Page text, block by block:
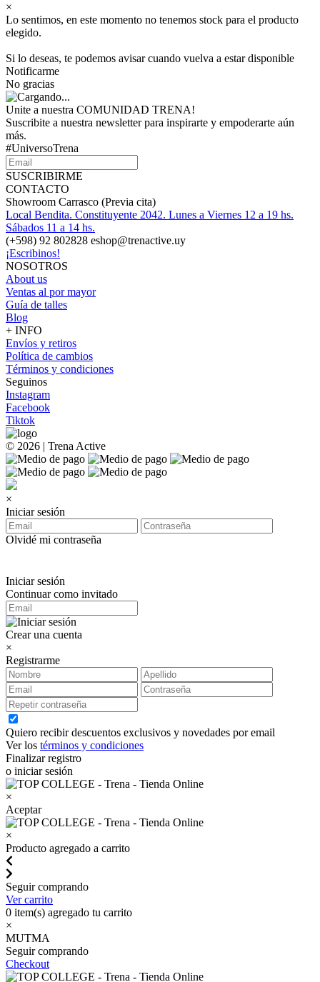
×
Lo sentimos, en este momento no tenemos stock para el producto
elegido.
Si lo deseas, te podemos avisar cuando vuelva a estar disponible
Notificarme
No gracias
Unite a nuestra COMUNIDAD TRENA!
Suscribite a nuestra newsletter para inspirarte y empoderarte aún
más.
#UniversoTrena
SUSCRIBIRME
CONTACTO
Showroom Carrasco (Previa cita)
Local Bendita. Constituyente 2042. Lunes a Viernes 12 a 19 hs.
Sábados 11 a 14 hs.
(+598) 92 802828 eshop@trenactive.uy
¡Escribinos!
NOSOTROS
About us
Ventas al por mayor
Guía de talles
Blog
+ INFO
Envíos y retiros
Política de cambios
Términos y condiciones
Seguinos
Instagram
Facebook
Tiktok
© 2026 | Trena Active
×
Iniciar sesión
Olvidé mi contraseña
Iniciar sesión
Continuar como invitado
Crear una cuenta
×
Registrarme
Quiero recibir descuentos exclusivos y novedades por email
Ver los términos y condiciones
Finalizar registro
o iniciar sesión
×
Aceptar
×
Producto agregado a carrito
Seguir comprando
Ver carrito
0 item(s) agregado tu carrito
×
MUTMA
Seguir comprando
Checkout